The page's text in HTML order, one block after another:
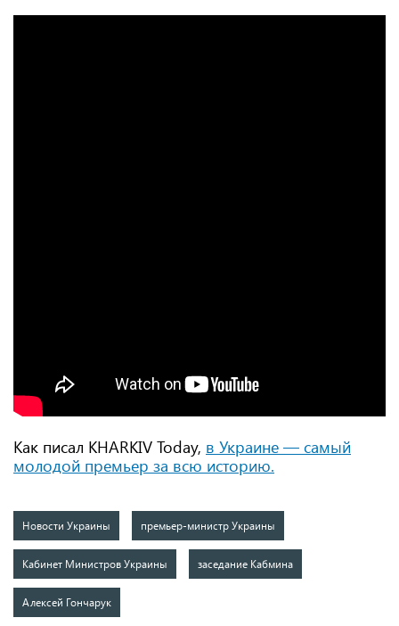
Как писал KHARKIV Today, в Украине — самый
молодой премьер за всю историю.
Новости Украины премьер-министр Украины
Кабинет Министров Украины заседание Кабмина
Алексей Гончарук